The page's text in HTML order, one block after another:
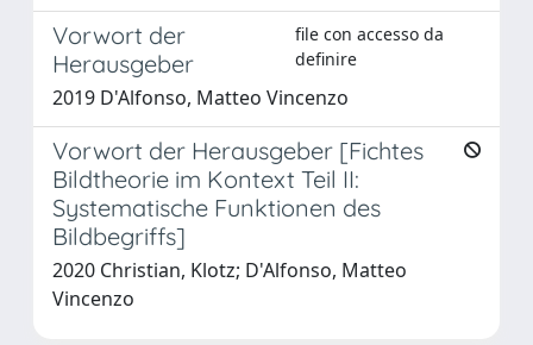
Vorwort der
Herausgeber
file con accesso da
definire
2019 D'Alfonso, Matteo Vincenzo
Vorwort der Herausgeber [Fichtes
Bildtheorie im Kontext Teil II:
Systematische Funktionen des
Bildbegriffs]
2020 Christian, Klotz; D'Alfonso, Matteo
Vincenzo